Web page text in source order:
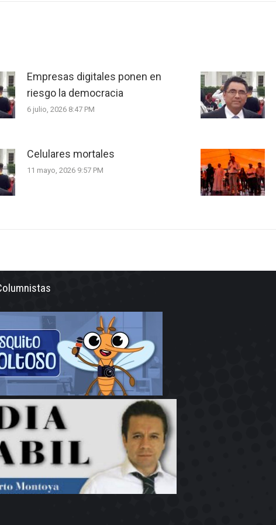
Empresas digitales ponen en
riesgo la democracia
6 julio, 2026 8:47 PM
Celulares mortales
11 mayo, 2026 9:57 PM